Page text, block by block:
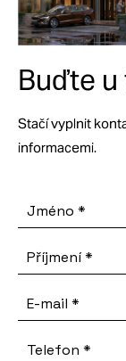
Buďte u
Stačí vyplnit
informacemi.
Jméno *
Příjmení*
E-mail *
Telefon *